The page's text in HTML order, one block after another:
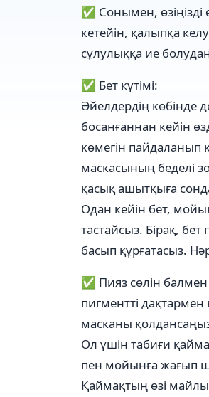
✅ Сонымен, өзіңізді
кетейін, қалыпқа
сұлулыққа ие
✅ Бет күтімi:
Әйелдердің көбінде
босанғаннан кейін
көмегін пайдаланып
маскасының беделі
қасық ашытқыға
Одан кейін бет,
тастайсыз. Бірақ,
басып құрғатасыз.
✅ Пияз сөлін
пигментті дақтармен
масканы қолдансаңыз
Ол үшін табиғи
пен мойынға жағып
Қаймақтың өзі